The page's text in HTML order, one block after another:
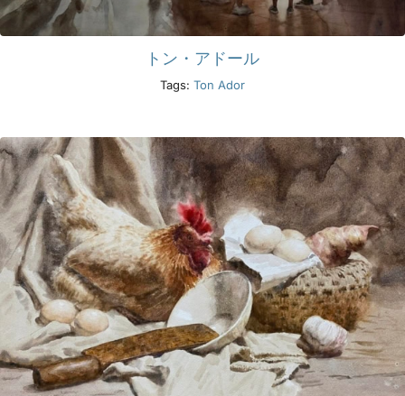
トン・アドール
Tags: Ton Ador